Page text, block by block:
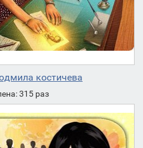
костичева
315 раз